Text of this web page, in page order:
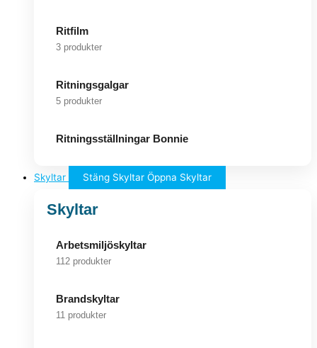
Ritfilm
3 produkter
Ritningsgalgar
5 produkter
Ritningsställningar Bonnie
Skyltar Stäng Skyltar Öppna Skyltar
Skyltar
Arbetsmiljöskyltar
112 produkter
Brandskyltar
11 produkter